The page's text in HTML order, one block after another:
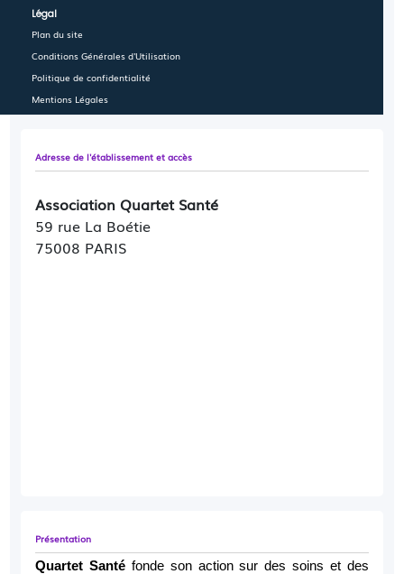
Adresse de l'établissement et accès
Association Quartet Santé
59 rue La Boétie
75008 PARIS
Présentation
Quartet Santé fonde son action sur des soins et des
Légal
Plan du site
Conditions Générales d'Utilisation
Politique de confidentialité
Mentions Légales